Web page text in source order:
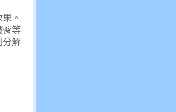
。
臀等
分解